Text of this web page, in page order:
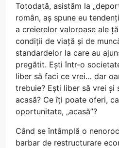
Totodată, asistăm la
român, aș spune eu
a creierelor valoroase ale
condiții de viață și de
standardelor la care au
pregătit. Ești într-o
liber să faci ce vrei… dar
trebuie? Ești liber să vrei și
acasă? Ce îți poate oferi,
oportunitate, „acasă”?
Când se întâmplă o
barbar de restructurare